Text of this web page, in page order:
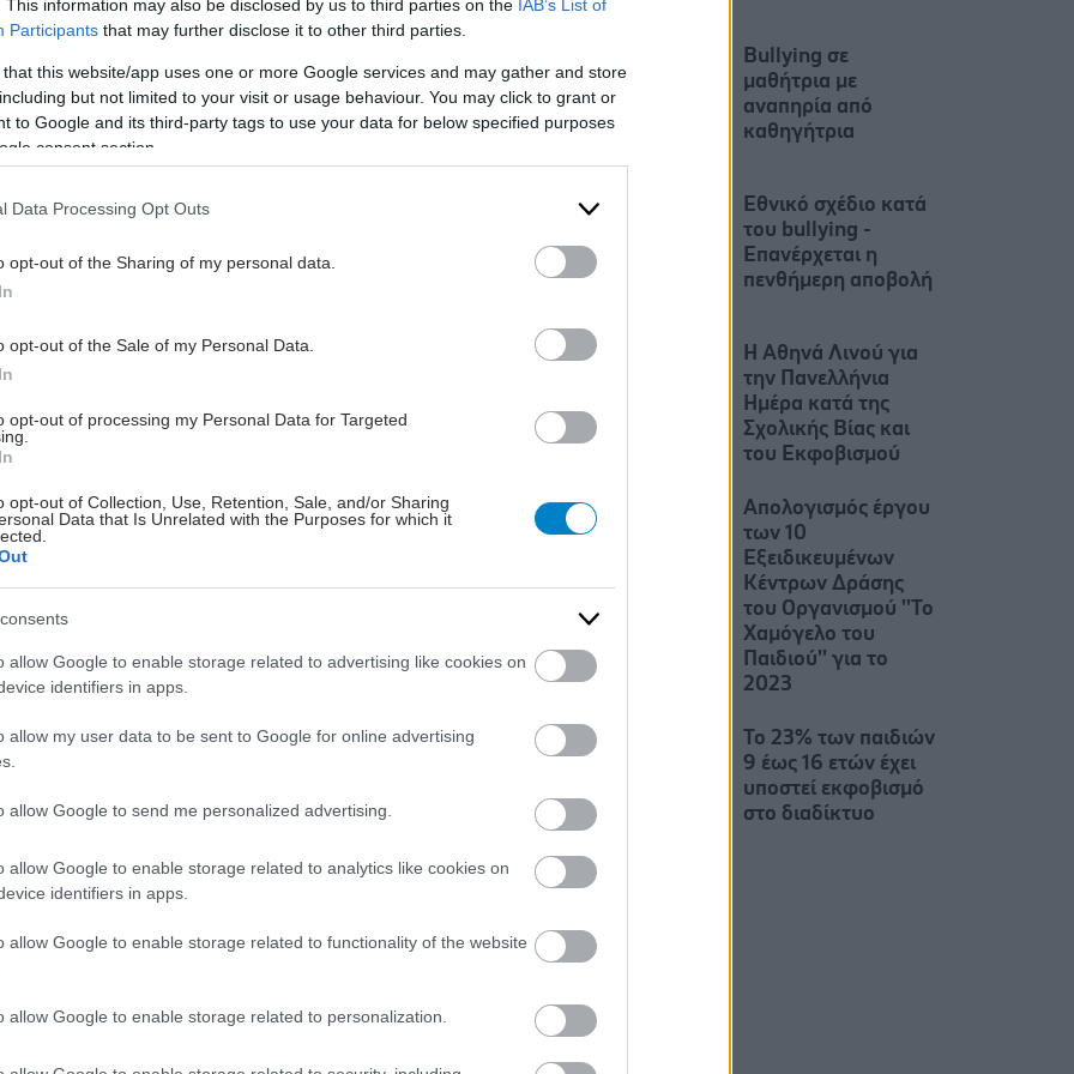
This information may also be disclosed by us to third parties on the IAB’s List of
Participants that may further disclose it to other third parties.
that this website/app uses one or more Google services and may gather and store
but not limited to your visit or usage behaviour. You may click to grant or
to Google and its third-party tags to use your data for below specified purposes
consent section.
Data Processing Opt Outs
opt-out of the Sharing of my personal data.
opt-out of the Sale of my Personal Data.
opt-out of processing my Personal Data for Targeted
opt-out of Collection, Use, Retention, Sale, and/or Sharing
Data that Is Unrelated with the Purposes for which it
allow Google to enable storage related to advertising like cookies on
identifiers in apps.
allow my user data to be sent to Google for online advertising
allow Google to send me personalized advertising.
allow Google to enable storage related to analytics like cookies on
identifiers in apps.
allow Google to enable storage related to functionality of the website
allow Google to enable storage related to personalization.
χρησιμοποιήθηκε η προσαρμοσμένη στην
Στρατηγικές για την Αντιμετώπιση του Εκφοβισμού.
θυμάτων bullying που ανταποκρίθηκαν και
στη μελέτη, από περιοχή της Κεντρικής Ελλάδας,
μητέρες (66,5%), παντρεμένοι (87,3%). Δύο στους
μηνιαίο οικογενειακό εισόδημα κυμαίνονταν
παιδιών είχαν υποστεί εκφοβισμό στο Δημοτικό
περιπτώσεων (65,2%) ο εκφοβισμός έγινε από
παιδιά, στο 1/3 (33,5%) από μεγαλύτερα σε ηλικία
στο 1,3% από μικρότερα σε ηλικία παιδιά. Τρία στα
εκτός σχολείου.
σχετικών άρθρων.
τους πλειοψηφία (88%) οι γονείς είχαν ενημερώσει
ή τον εκπαιδευτικό του παιδιού τους για το
με τη διαχείριση του περιστατικού από το σχολείο:
των γονέων ήταν καθόλου ή λίγο ικανοποιημένοι
Bullying σε
μαθήτρια με
αναπηρία από
καθηγήτρια
Εθνικό σχέδιο κατά
του bullying -
Επανέρχεται η
πενθήμερη αποβολή
Η Αθηνά Λινού για
την Πανελλήνια
Ημέρα κατά της
Σχολικής Βίας και
του Εκφοβισμού
Απολογισμός έργου
των 10
Εξειδικευμένων
Κέντρων Δράσης
του Οργανισμού ''Το
Χαμόγελο του
Παιδιού'' για το
2023
To 23% των παιδιών
9 έως 16 ετών έχει
υποστεί εκφοβισμό
στο διαδίκτυο